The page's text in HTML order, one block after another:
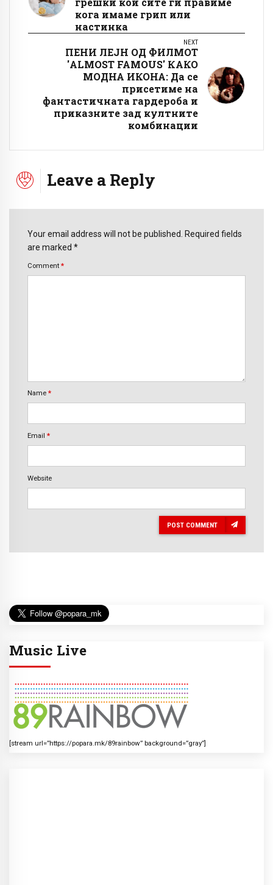
кога имаме грип или
настинка
NEXT
ПЕНИ ЛЕЈН ОД ФИЛМОТ
'ALMOST FAMOUS' КАКО
МОДНА ИКОНА: Да се
присетиме на
фантастичната гардероба и
приказните зад култните
комбинации
Leave a Reply
Your email address will not be published. Required fields
are marked *
Comment *
Name *
Email *
Website
POST COMMENT
Music Live
[stream url=”https://popara.mk/89rainbow” background=”gray”]